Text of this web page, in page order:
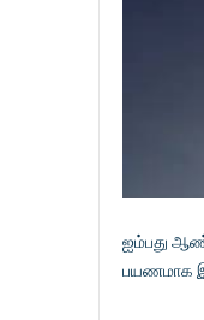
ஐம்பது
பயணமாக